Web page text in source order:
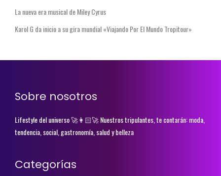
La nueva era musical de Miley Cyrus
Karol G da inicio a su gira mundial «Viajando Por El Mundo Tropitour»
Sobre nosotros
Lifestyle del universo 🚀👩🏻‍🚀 Nuestros tripulantes, te contarán: moda,
tendencia, social, gastronomía, salud y belleza
Categorías